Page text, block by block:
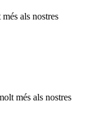
als nostres
més als nostres